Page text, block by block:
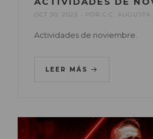
OCT 30, 2023 POR C.C. AUGUSTA
Actividades de noviembre.
LEER MÁS